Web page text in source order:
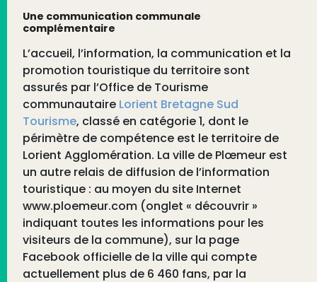
Une communication communale
complémentaire
L’accueil, l’information, la communication et la
promotion touristique du territoire sont
assurés par l’Office de Tourisme
communautaire Lorient Bretagne Sud
Tourisme, classé en catégorie 1, dont le
périmètre de compétence est le territoire de
Lorient Agglomération. La ville de Plœmeur est
un autre relais de diffusion de l’information
touristique : au moyen du site Internet
www.ploemeur.com (onglet « découvrir »
indiquant toutes les informations pour les
visiteurs de la commune), sur la page
Facebook officielle de la ville qui compte
actuellement plus de 6 460 fans, par la